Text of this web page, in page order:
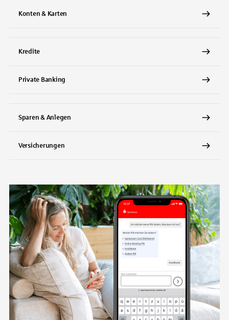
Konten & Karten
Kredite
Private Banking
Sparen & Anlegen
Versicherungen